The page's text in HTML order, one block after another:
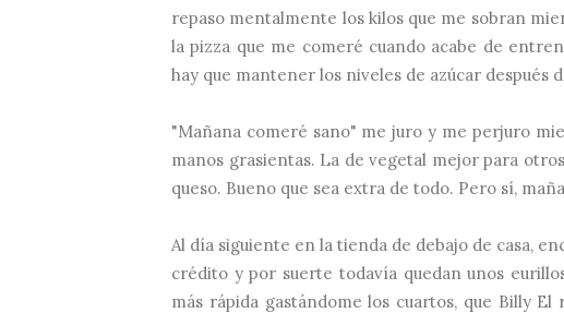
repaso mentalmente los kilos que me sobran
la pizza que me comeré cuando acabe de
hay que mantener los niveles de azúcar después
"Mañana comeré sano" me juro y me perjuro
manos grasientas. La de vegetal mejor para
queso. Bueno que sea extra de todo. Pero sí,
Al día siguiente en la tienda de debajo de casa,
crédito y por suerte todavía quedan unos
más rápida gastándome los cuartos, que Billy